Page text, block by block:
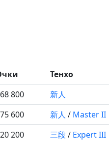
Тенхо
800 新人
600 新人 / Master II
200 三段/ Expert III